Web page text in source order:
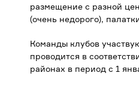
размещение с разной
(очень недорого),
Команды клубов
проводится в
районах в период с 1